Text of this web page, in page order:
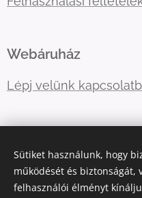
Webáruház
Lépj velünk
Sütiket használunk, hogy
működését és biztonságát,
felhasználói élményt